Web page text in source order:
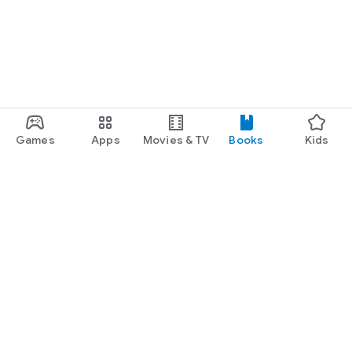
Games Apps Movies & TV Books Kids